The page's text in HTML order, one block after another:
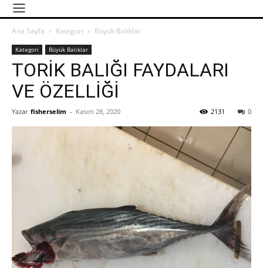
Ana Sayfa Kategori Büyük Balıklar
Kategori Büyük Balıklar
TORİK BALIĞI FAYDALARI
VE ÖZELLİĞİ
Yazar fisherselim - Kasım 28, 2020 0
2131